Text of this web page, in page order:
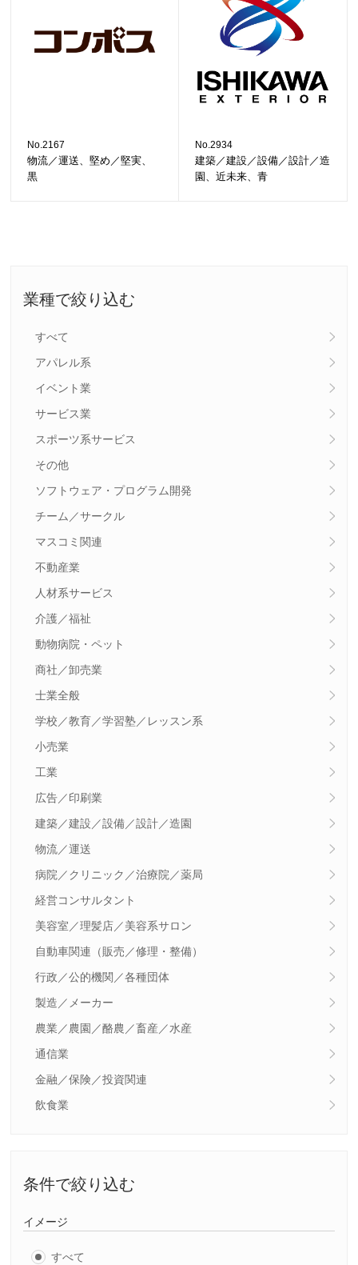
業種で絞り込む
すべて
アパレル系
イベント業
サービス業
スポーツ系サービス
その他
ソフトウェア・プログラム開発
チーム／サークル
マスコミ関連
不動産業
人材系サービス
介護／福祉
動物病院・ペット
商社／卸売業
士業全般
学校／教育／学習塾／レッスン系
小売業
工業
広告／印刷業
建築／建設／設備／設計／造園
物流／運送
病院／クリニック／治療院／薬局
経営コンサルタント
美容室／理髪店／美容系サロン
自動車関連（販売／修理・整備）
行政／公的機関／各種団体
製造／メーカー
農業／農園／酪農／畜産／水産
通信業
金融／保険／投資関連
飲食業
条件で絞り込む
イメージ
すべて
No.2167
物流／運送、堅め／堅実、
黒
No.2934
建築／建設／設備／設計／造
園、近未来、青